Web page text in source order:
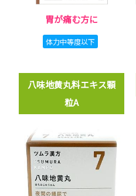
胃が痛む方に
体力中等度以下
八味地黄丸料エキス顆
粒A